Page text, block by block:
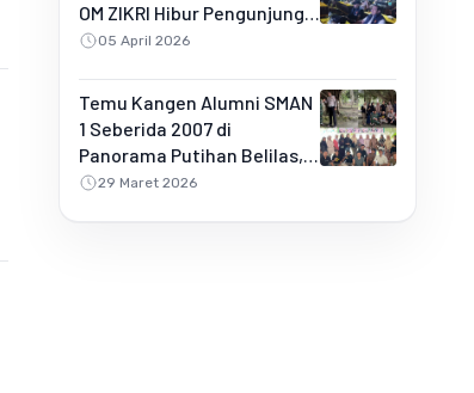
OM ZIKRI Hibur Pengunjung
di Buluh Rampai
05 April 2026
Temu Kangen Alumni SMAN
1 Seberida 2007 di
Panorama Putihan Belilas,
Penuh Kebersamaan dan
29 Maret 2026